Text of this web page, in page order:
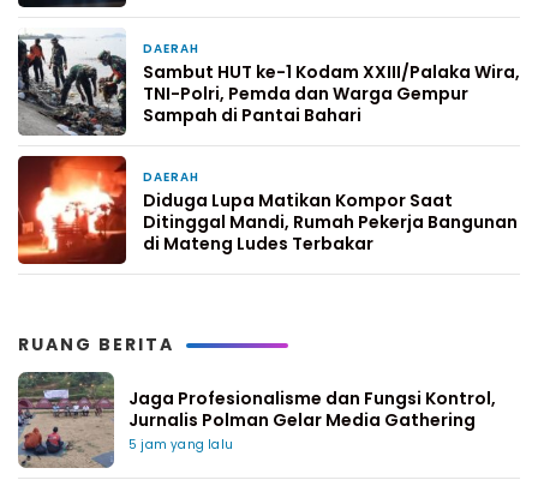
DAERAH
Sambut HUT ke-1 Kodam XXIII/Palaka Wira,
TNI-Polri, Pemda dan Warga Gempur
Sampah di Pantai Bahari
DAERAH
Diduga Lupa Matikan Kompor Saat
Ditinggal Mandi, Rumah Pekerja Bangunan
di Mateng Ludes Terbakar
RUANG BERITA
Jaga Profesionalisme dan Fungsi Kontrol,
Jurnalis Polman Gelar Media Gathering
5 jam yang lalu